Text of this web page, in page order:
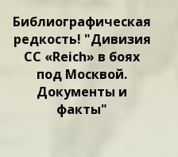
Библиографическая
редкость! "Дивизия
СС «Reich» в боях
под Москвой.
Документы и
факты"